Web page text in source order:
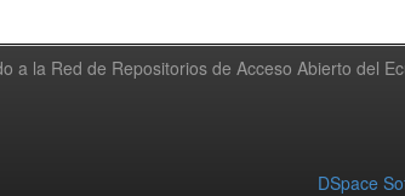
a la Red de Repositorios de Acceso Abierto del
DSpace